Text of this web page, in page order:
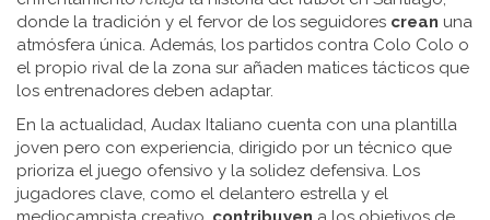
donde la tradición y el fervor de los seguidores crean una
atmósfera única. Además, los partidos contra Colo Colo o
el propio rival de la zona sur añaden matices tácticos que
los entrenadores deben adaptar.
En la actualidad, Audax Italiano cuenta con una plantilla
joven pero con experiencia, dirigido por un técnico que
prioriza el juego ofensivo y la solidez defensiva. Los
jugadores clave, como el delantero estrella y el